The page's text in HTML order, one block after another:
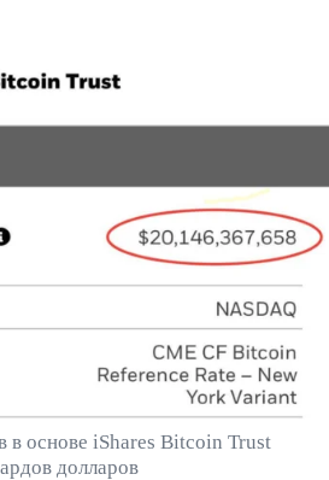
в основе iShares Bitcoin Trust
долларов